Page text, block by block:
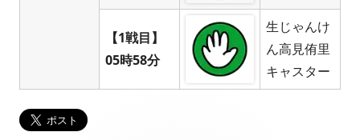
【1戦目】
05時58分
生じゃんけ
ん高見侑里
キャスター